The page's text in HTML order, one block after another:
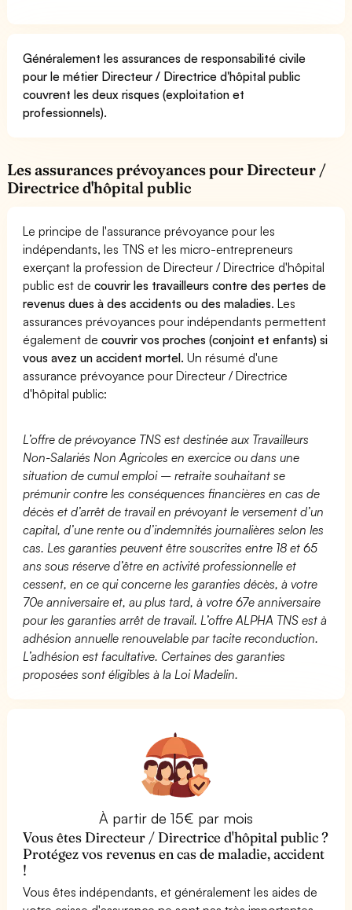
Généralement les assurances de responsabilité civile
pour le métier Directeur / Directrice d'hôpital public
couvrent les deux risques (exploitation et
professionnels).
Les assurances prévoyances pour Directeur /
Directrice d'hôpital public
Le principe de l'assurance prévoyance pour les
indépendants, les TNS et les micro-entrepreneurs
exerçant la profession de Directeur / Directrice d'hôpital
public est decouvrir les travailleurs contre des pertes de
revenus dues à des accidents ou des maladies. Les
assurances prévoyances pour indépendants permettent
également decouvrir vos proches (conjoint et enfants) si
vous avez un accident mortel. Un résumé d'une
assurance prévoyance pour Directeur / Directrice
d'hôpital public:
L’offre de prévoyance TNS est destinée aux Travailleurs
Non-Salariés Non Agricoles en exercice ou dans une
situation de cumul emploi – retraite souhaitant se
prémunir contre les conséquences financières en cas de
décès et d’arrêt de travail en prévoyant le versement d’un
capital, d’une rente ou d’indemnités journalières selon les
cas. Les garanties peuvent être souscrites entre 18 et 65
ans sous réserve d’être en activité professionnelle et
cessent, en ce qui concerne les garanties décès, à votre
70e anniversaire et, au plus tard, à votre 67e anniversaire
pour les garanties arrêt de travail. L’offre ALPHA TNS est à
adhésion annuelle renouvelable par tacite reconduction.
L’adhésion est facultative. Certaines des garanties
proposées sont éligibles à la Loi Madelin.
À partir de 15€ par mois
Vous êtes Directeur / Directrice d'hôpital public ?
Protégez vos revenus en cas de maladie, accident
!
Vous êtes indépendants, et généralement les aides de